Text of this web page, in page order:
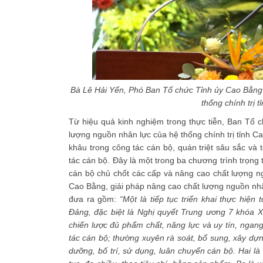
Bà Lê Hải Yến, Phó Ban Tổ chức Tỉnh ủy Cao
thống chính trị
Từ hiệu quả kinh nghiệm trong thực tiễn, Ban Tổ
lượng nguồn nhân lực của hệ thống chính trị tỉnh
khâu trong công tác cán bộ, quán triệt sâu sắc
tác cán bộ. Đây là một trong ba chương trình
cán bộ chủ chốt các cấp và nâng cao chất lượng
Cao Bằng, giải pháp nâng cao chất lượng nguồn
đưa ra gồm: “Một là tiếp tục triển khai thực hiện
Đảng, đặc biệt là Nghị quyết Trung ương 7 khóa
chiến lược đủ phẩm chất, năng lực và uy tín,
tác cán bộ; thường xuyên rà soát, bổ sung, xây
dưỡng, bố trí, sử dụng, luân chuyển cán bộ. Hai